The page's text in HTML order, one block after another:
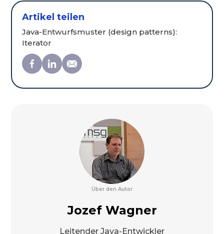
Artikel teilen
Java-Entwurfsmuster (design patterns):
Iterator
Über den Autor
Jozef Wagner
Leitender Java-Entwickler